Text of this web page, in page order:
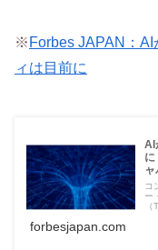
※ Forbes JAPAN：
ィは目前に
AI
ャ
コ
ー
forbesjapan.com